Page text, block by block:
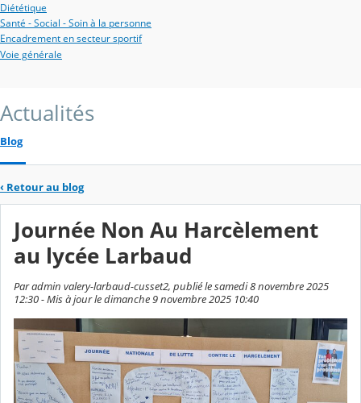
Diététique
Santé - Social - Soin à la personne
Encadrement en secteur sportif
Voie générale
Actualités
Blog
‹ Retour au blog
Journée Non Au Harcèlement
au lycée Larbaud
Par admin valery-larbaud-cusset2, publié le samedi 8 novembre 2025
12:30 - Mis à jour le dimanche 9 novembre 2025 10:40